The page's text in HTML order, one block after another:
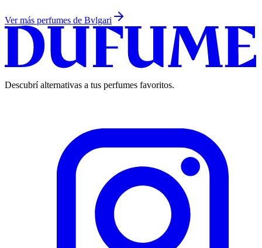
Ver más perfumes de Bvlgari
Descubrí alternativas a tus perfumes favoritos.